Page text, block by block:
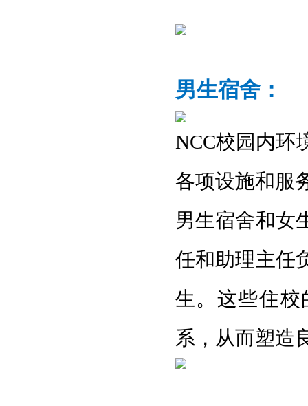
男生宿舍：
NCC校园内环
各项设施和服
男生宿舍和女
任和助理主任
生。这些住
系，从而塑造